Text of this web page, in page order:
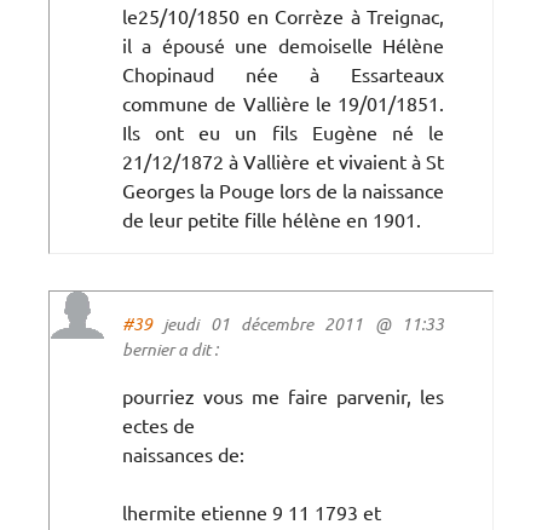
le25/10/1850 en Corrèze à Treignac,
il a épousé une demoiselle Hélène
Chopinaud née à Essarteaux
commune de Vallière le 19/01/1851.
Ils ont eu un fils Eugène né le
21/12/1872 à Vallière et vivaient à St
Georges la Pouge lors de la naissance
de leur petite fille hélène en 1901.
#39jeudi 01 décembre 2011 @ 11:33
bernier a dit :
pourriez vous me faire parvenir, les
ectes de
naissances de:
lhermite etienne 9 11 1793 et